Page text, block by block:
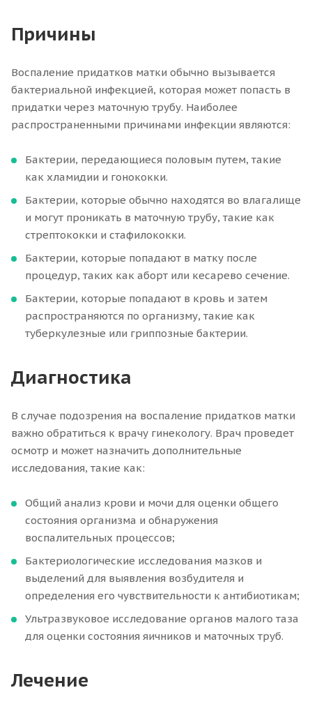
Причины
Воспаление придатков матки обычно вызывается
бактериальной инфекцией, которая может попасть в
придатки через маточную трубу. Наиболее
распространенными причинами инфекции являются:
Бактерии, передающиеся половым путем, такие
как хламидии и гонококки.
Бактерии, которые обычно находятся во влагалище
и могут проникать в маточную трубу, такие как
стрептококки и стафилококки.
Бактерии, которые попадают в матку после
процедур, таких как аборт или кесарево сечение.
Бактерии, которые попадают в кровь и затем
распространяются по организму, такие как
туберкулезные или гриппозные бактерии.
Диагностика
В случае подозрения на воспаление придатков матки
важно обратиться к врачу гинекологу. Врач проведет
осмотр и может назначить дополнительные
исследования, такие как:
Общий анализ крови и мочи для оценки общего
состояния организма и обнаружения
воспалительных процессов;
Бактериологические исследования мазков и
выделений для выявления возбудителя и
определения его чувствительности к антибиотикам;
Ультразвуковое исследование органов малого таза
для оценки состояния яичников и маточных труб.
Лечение